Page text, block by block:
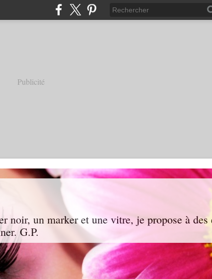
Publicité
noir, un marker et une vitre, je propose à des
G.P.